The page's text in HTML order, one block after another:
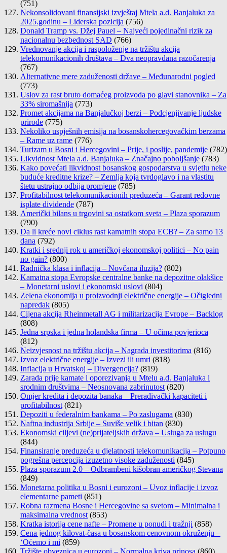
(751)
Nekonsolidovani finansijski izvještaj Mtela a.d. Banjaluka za
2025.godinu – Liderska pozicija (756)
Donald Tramp vs. Džej Pauel – Najveći pojedinačni rizik za
nacionalnu bezbednost SAD (766)
Vrednovanje akcija i raspoloženje na tržištu akcija
telekomunikacionih društava – Dva neopravdana razočarenja
(767)
Alternativne mere zaduženosti države – Međunarodni pogled
(773)
Uslov za rast bruto domaćeg proizvoda po glavi stanovnika – Za
33% siromašnija (773)
Promet akcijama na Banjalučkoj berzi – Podcjenjivanje ljudske
prirode (775)
Nekoliko uspješnih emisija na bosanskohercegovačkim berzama
– Rame uz rame (776)
Turizam u Bosni i Hercegovini – Prije, i poslije, pandemije (782)
Likvidnost Mtela a.d. Banjaluka – Značajno poboljšanje (783)
Kako povećati likvidnost bosanskog gospodarstva u svjetlu neke
buduće kreditne krize? – Zemlja koja tvrdoglavo i na vlastitu
štetu ustrajno odbija promjene (785)
Profitabilnost telekomunikacionih preduzeća – Garant redovne
isplate dividende (787)
Američki bilans u trgovini sa ostatkom sveta – Plaza sporazum
(790)
Da li kreće novi ciklus rast kamatnih stopa ECB? – Za samo 13
dana (792)
Kratki i srednji rok u američkoj ekonomskoj politici – No pain
no gain? (800)
Radnička klasa i inflacija – Novčana iluzija? (802)
Kamatna stopa Evropske centralne banke na depozitne olakšice
– Monetarni uslovi i ekonomski uslovi (804)
Zelena ekonomija u proizvodnji električne energije – Očigledni
napredak (805)
Cijena akcija Rheinmetall AG i militarizacija Evrope – Backlog
(808)
Jedna srpska i jedna holandska firma – U očima povjerioca
(812)
Neizvjesnost na tržištu akcija – Nagrada investitorima (816)
Izvoz električne energije – Izvezi ili umri (818)
Inflacija u Hrvatskoj – Divergencija? (819)
Zarada prije kamate i oporezivanja u Mtelu a.d. Banjaluka i
srodnim društvima – Neosnovana zabrinutost (820)
Omjer kredita i depozita banaka – Prerađivački kapaciteti i
profitabilnost (821)
Depoziti u federalnim bankama – Po zaslugama (830)
Naftna industrija Srbije – Suviše velik i bitan (830)
Ekonomski ciljevi (ne)prijateljskih država – Usluga za uslugu
(844)
Finansiranje preduzeća u djelatnosti telekomunikacija – Potpuno
pogrešna percepcija izuzetno visoke zaduženosti (845)
Plaza sporazum 2.0 – Odbrambeni kišobran američkog Stevana
(849)
Monetarna politika u Bosni i eurozoni – Uvoz inflacije i izvoz
elementarne pameti (851)
Robna razmena Bosne i Hercegovine sa svetom – Minimalna i
maksimalna vrednost (853)
Kratka istorija cene nafte – Promene u ponudi i tražnji (858)
Cena jednog kilovat-časa u bosanskom cenovnom okruženju –
‘Oćemo i mi (859)